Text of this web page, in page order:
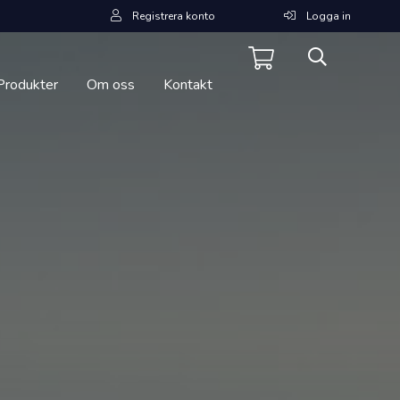
Registrera konto Logga in
Om oss Kontakt